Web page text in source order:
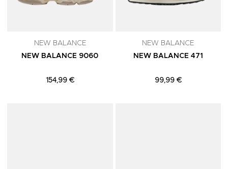
NEW BALANCE
NEW BALANCE 9060
154,99 €
NEW BALANCE
NEW BALANCE 471
99,99 €